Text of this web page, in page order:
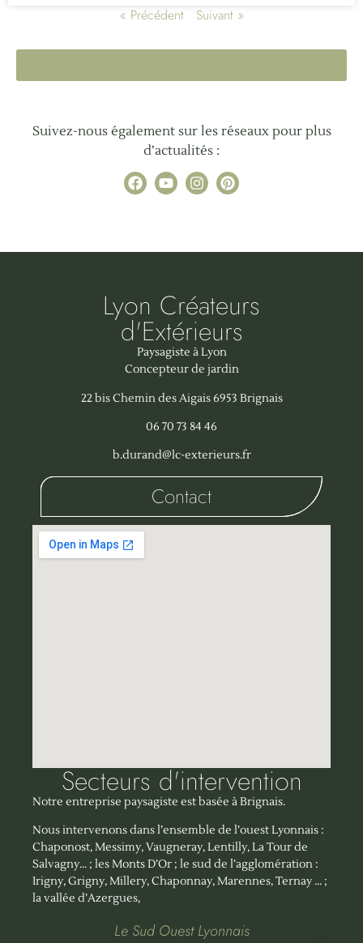
« Précédent Suivant »
Suivez-nous également sur les réseaux pour plus
d’actualités :
Lyon Créateurs
d'Extérieurs
Paysagiste à Lyon
Concepteur de jardin
22 bis Chemin des Aigais 6953 Brignais
06 70 73 84 46
b.durand@lc-exterieurs.fr
Contact
Secteurs d'intervention
Notre entreprise paysagiste est basée à Brignais.
Nous intervenons dans l’ensemble de l’ouest Lyonnais :
Chaponost, Messimy, Vaugneray, Lentilly, La Tour de
Salvagny… ; les Monts D’Or ; le sud de l’agglomération :
Irigny, Grigny, Millery, Chaponnay, Marennes, Ternay … ;
la vallée d’Azergues,
Le Sud Ouest Lyonnais